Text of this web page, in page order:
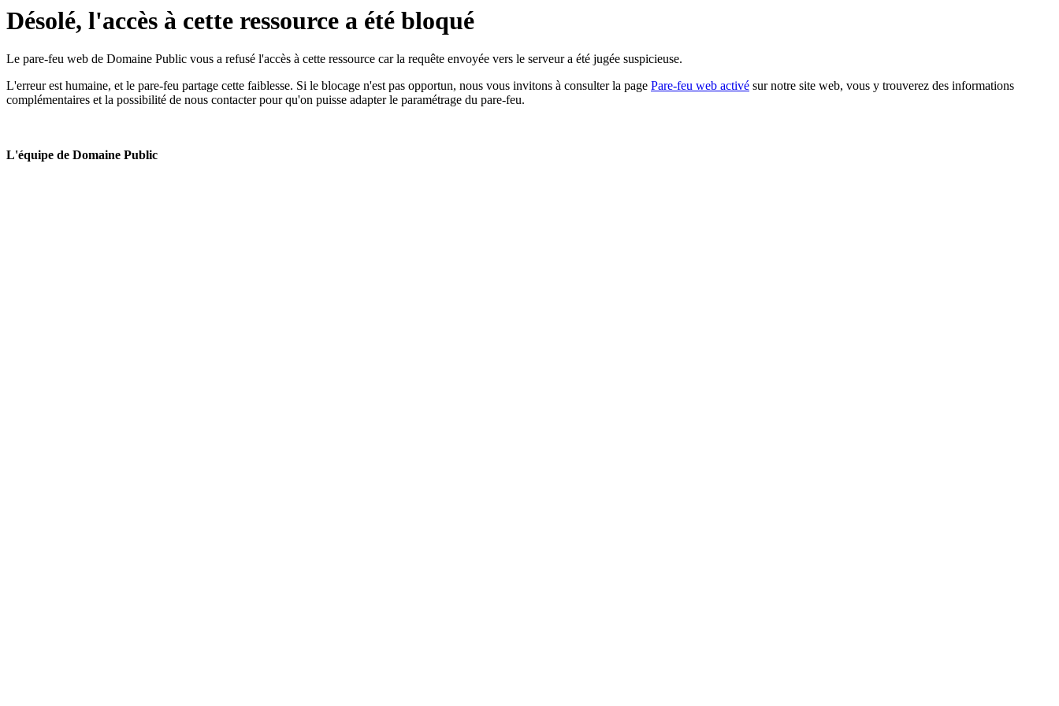
Désolé, l'accès à cette ressource a été bloqué
Le pare-feu web de Domaine Public vous a refusé l'accès à cette ressource car la requête envoyée vers le serveur a été jugée suspicieuse.
L'erreur est humaine, et le pare-feu partage cette faiblesse. Si le blocage n'est pas opportun, nous vous invitons à consulter la page Pare-feu web activé sur notre site web, vous y trouverez des informations
complémentaires et la possibilité de nous contacter pour qu'on puisse adapter le paramétrage du pare-feu.
L'équipe de Domaine Public